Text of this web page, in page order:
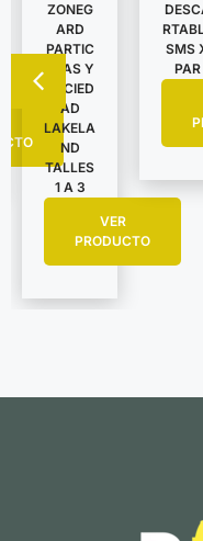
ZONEG
ARD
PARTIC
ULAS Y
SUCIED
AD
LAKELA
ND
TALLES
1 A 3
VER
PRODUCTO
SMS
PAR